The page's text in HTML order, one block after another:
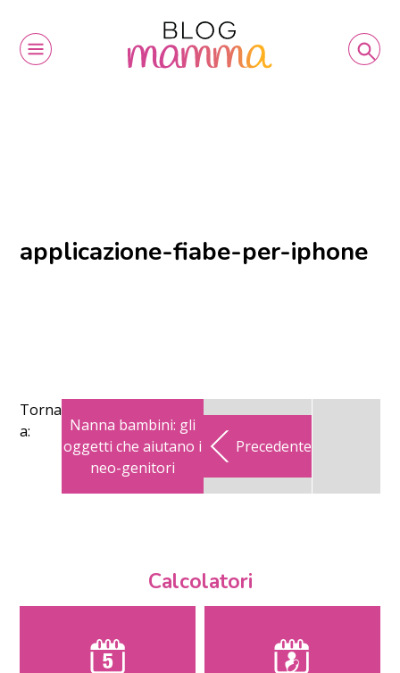
applicazione-fiabe-per-iphone
Torna
a:
Nanna bambini: gli
oggetti che aiutano i
neo-genitori
Precedente
Calcolatori